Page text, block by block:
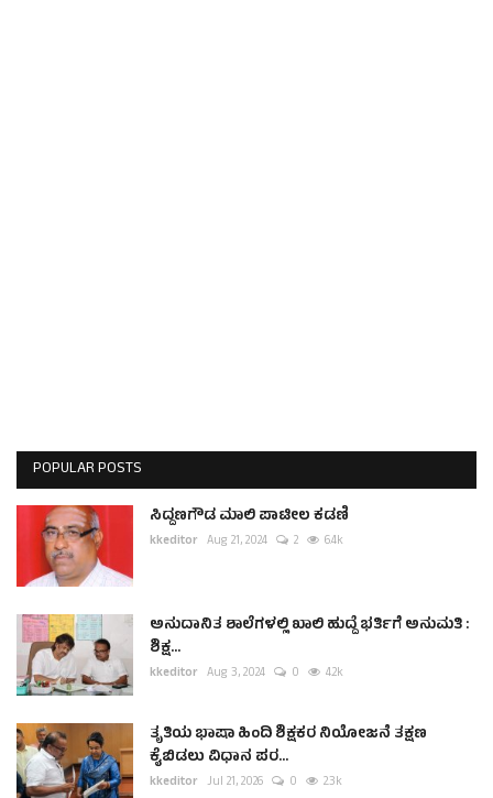
POPULAR POSTS
ಸಿದ್ದಣಗೌಡ ಮಾಲಿ ಪಾಟೀಲ ಕಡಣಿ
kkeditor Aug 21, 2024 2 6.4k
ಅನುದಾನಿತ ಶಾಲೆಗಳಲ್ಲಿ ಖಾಲಿ ಹುದ್ದೆ ಭರ್ತಿಗೆ ಅನುಮತಿ :
ಶಿಕ್ಷ...
kkeditor Aug 3, 2024 0 4.2k
ತೃತಿಯ ಭಾಷಾ ಹಿಂದಿ ಶಿಕ್ಷಕರ ನಿಯೋಜನೆ ತಕ್ಷಣ
ಕೈಬಿಡಲು ವಿಧಾನ ಪರ...
kkeditor Jul 21, 2026 0 2.3k